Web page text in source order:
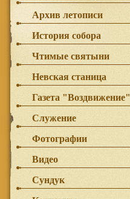
Архив летописи
История собора
Чтимые святыни
Невская станица
Газета "Воздвижение"
Служение
Фотографии
Видео
Сундук